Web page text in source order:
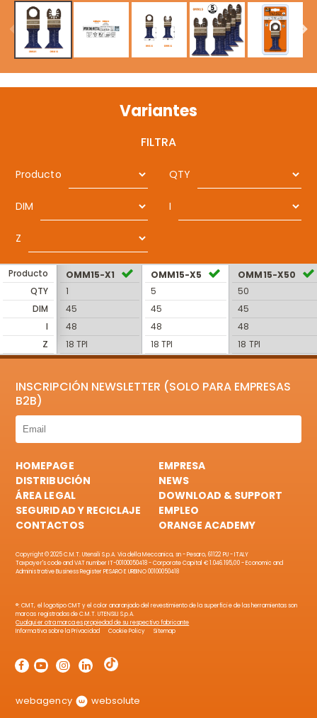
Variantes
FILTRA
Producto QTY
DIM I
Z
Producto
QTY
DIM
I
Z
OMM15-X1
1
45
48
18 TPI
OMM15-X5
5
45
48
18 TPI
OMM15-X50
50
45
48
18 TPI
INSCRIPCIÓN NEWSLETTER (SOLO PARA EMPRESAS
B2B)
HOMEPAGE
EMPRESA
DISTRIBUCIÓN
NEWS
ÁREA LEGAL
DOWNLOAD & SUPPORT
SEGURIDAD Y RECICLAJE
EMPLEO
CONTACTOS
ORANGE ACADEMY
Copyright © 2025 C.M.T. Utensili S.p.A. Via della Meccanica, sn - Pesaro, 61122 PU - ITALY
Taxpayer's code and VAT number IT-00100050418 - Corporate Capital € 1.046.195,00 - Economic and
Administrative Business Register PESARO E URBINO 00100050418
®: CMT, el logotipo CMT y el color anaranjado del revestimiento de la superficie de las herramientas son
marcas registradas de C.M.T. UTENSILI S.p.A.
Cualquier otra marca es propiedad de su respectivo fabricante
Informativa sobre la Privacidad
Cookie Policy Sitemap
webagency websolute